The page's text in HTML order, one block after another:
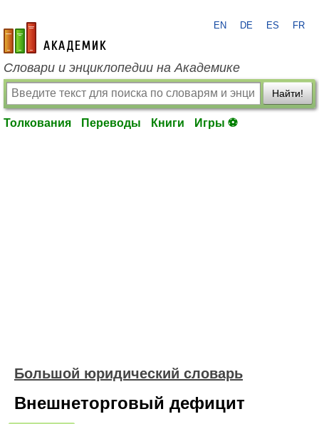
academic.ru
EN DE ES FR
Словари и энциклопедии на Академике
Найти!
Толкования Переводы Книги Игры ⚽
Большой юридический словарь
Внешнеторговый дефицит